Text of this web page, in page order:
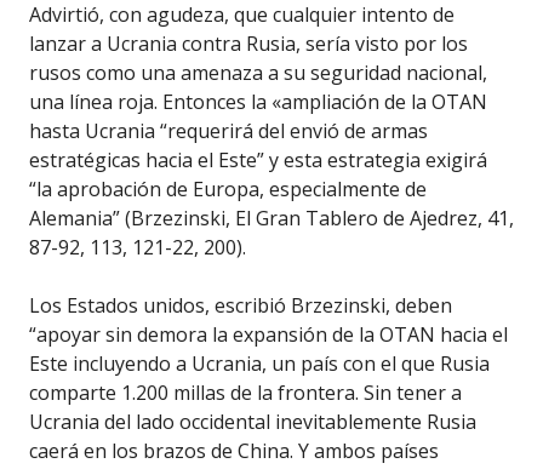
Advirtió, con agudeza, que cualquier intento de
lanzar a Ucrania contra Rusia, sería visto por los
rusos como una amenaza a su seguridad nacional,
una línea roja. Entonces la «ampliación de la OTAN
hasta Ucrania “requerirá del envió de armas
estratégicas hacia el Este” y esta estrategia exigirá
“la aprobación de Europa, especialmente de
Alemania” (Brzezinski, El Gran Tablero de Ajedrez, 41,
87-92, 113, 121-22, 200).
Los Estados unidos, escribió Brzezinski, deben
“apoyar sin demora la expansión de la OTAN hacia el
Este incluyendo a Ucrania, un país con el que Rusia
comparte 1.200 millas de la frontera. Sin tener a
Ucrania del lado occidental inevitablemente Rusia
caerá en los brazos de China. Y ambos países